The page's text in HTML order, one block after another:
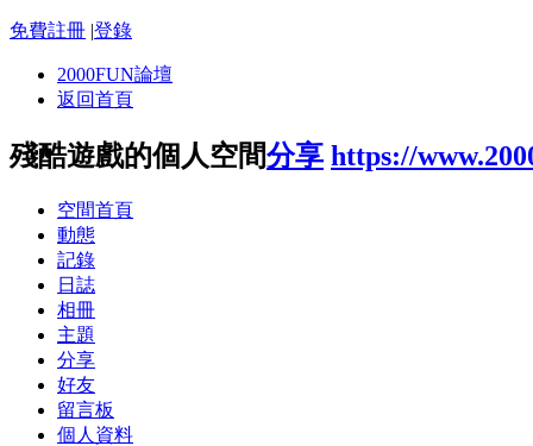
免費註冊 |登錄
2000FUN論壇
返回首頁
殘酷遊戲的個人空間分享 https://
空間首頁
動態
記錄
日誌
相冊
主題
分享
好友
留言板
個人資料